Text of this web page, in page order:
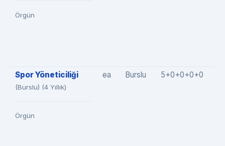
Örgün
Spor Yöneticiliği
(Burslu) (4 Yıllık)
Örgün
ea Burslu 5+0+0+0+0